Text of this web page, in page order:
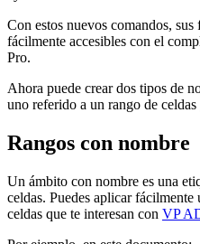
Con estos nuevos comandos,
fácilmente accesibles con el
Pro.
Ahora puede crear dos tipos de
uno referido a un rango de
Rangos con nombre
Un ámbito con nombre es una
celdas. Puedes aplicar
celdas que te interesan con VP